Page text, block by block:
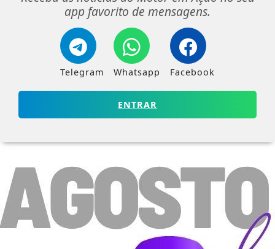
app favorito de mensagens.
Telegram Whatsapp Facebook
ENTRAR